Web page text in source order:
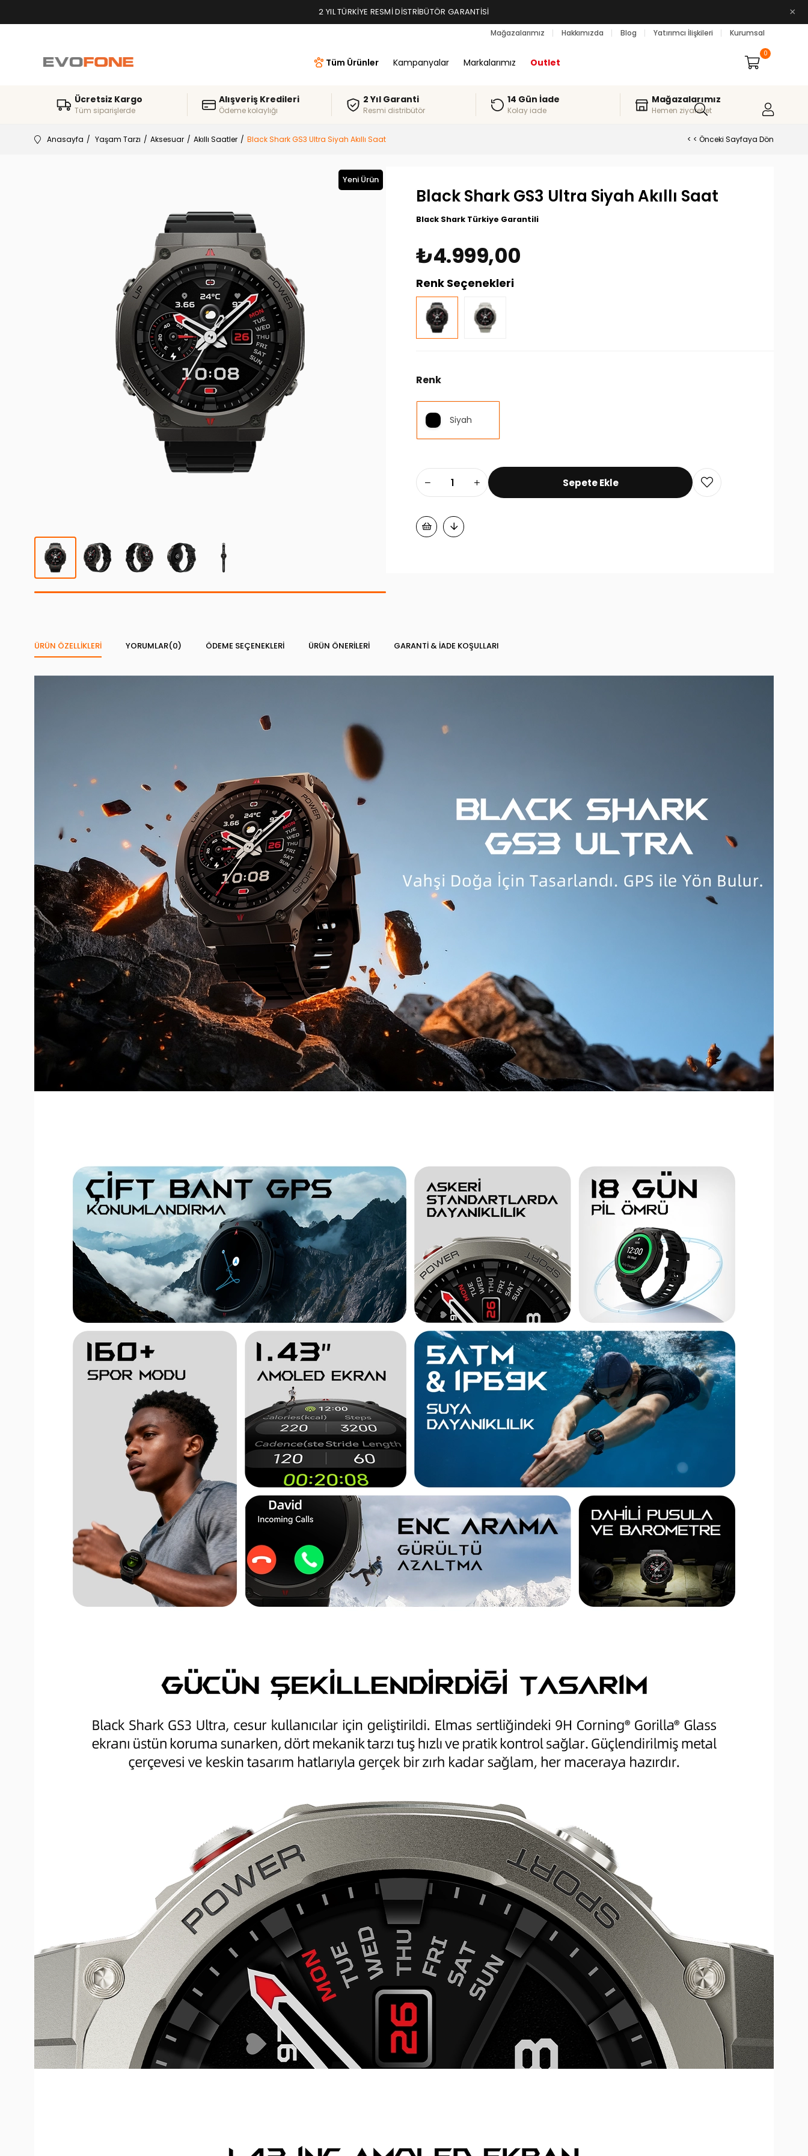
2 YIL TÜRKIYE RESMI DISTRIBÜTÖR GARANTISI
TAKSIT İMKANLARI, ALIŞVERIŞ KREDILERI ×
Mağazalarımız Hakkımızda Blog Yatırımcı İlişkileri Kurumsal
Tüm Ürünler Kampanyalar Markalarımız Outlet
0
Ücretsiz Kargo
Tüm siparişlerde
Alışveriş Kredileri
Ödeme kolaylığı
2 Yıl Garanti
Resmi distribütör
14 Gün İade
Kolay iade
Mağazalarımız
Hemen ziyaret et
Anasayfa Yaşam Tarzı Aksesuar Akıllı Saatler Black Shark GS3 Ultra Siyah Akıllı Saat < < Önceki Sayfaya Dön
Yeni Ürün
Black Shark GS3 Ultra Siyah Akıllı Saat
Black Shark Türkiye Garantili
₺4.999,00
Renk Seçenekleri
Renk
Siyah
ÜRÜN ÖZELLIKLERI YORUMLAR(0) ÖDEME SEÇENEKLERI ÜRÜN ÖNERILERI GARANTI & İADE KOŞULLARI